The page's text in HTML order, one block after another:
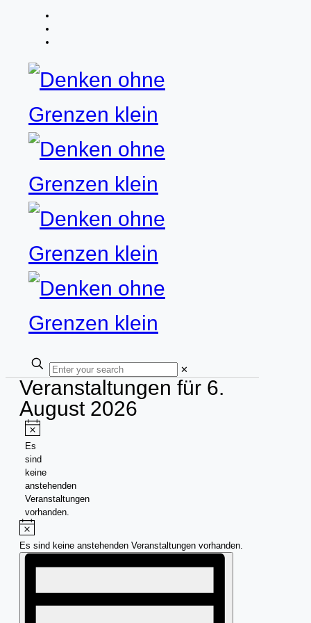
✕
Veranstaltungen für 6.
August 2026
Hinweis
Es
sind
keine
anstehenden
Veranstaltungen
vorhanden.
Hinweis
Es sind keine anstehenden Veranstaltungen vorhanden.
Ansichten-
Veranstaltung
Ansichten-
Navigation